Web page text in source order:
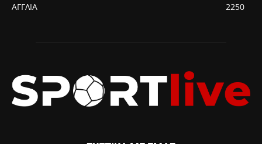
ΑΓΓΛΙΑ
2250